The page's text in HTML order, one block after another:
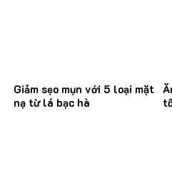
Giảm sẹo mụn với 5 loại mặt
nạ từ lá bạc hà